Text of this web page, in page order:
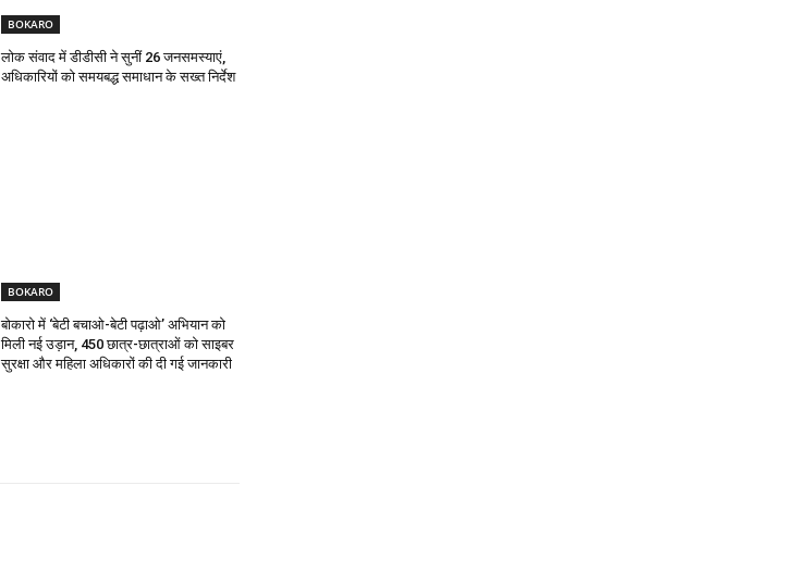
BOKARO
लोक संवाद में डीडीसी ने सुनीं 26 जनसमस्याएं,
अधिकारियों को समयबद्ध समाधान के सख्त निर्देश
BOKARO
बोकारो में ‘बेटी बचाओ-बेटी पढ़ाओ’ अभियान को
मिली नई उड़ान, 450 छात्र-छात्राओं को साइबर
सुरक्षा और महिला अधिकारों की दी गई जानकारी